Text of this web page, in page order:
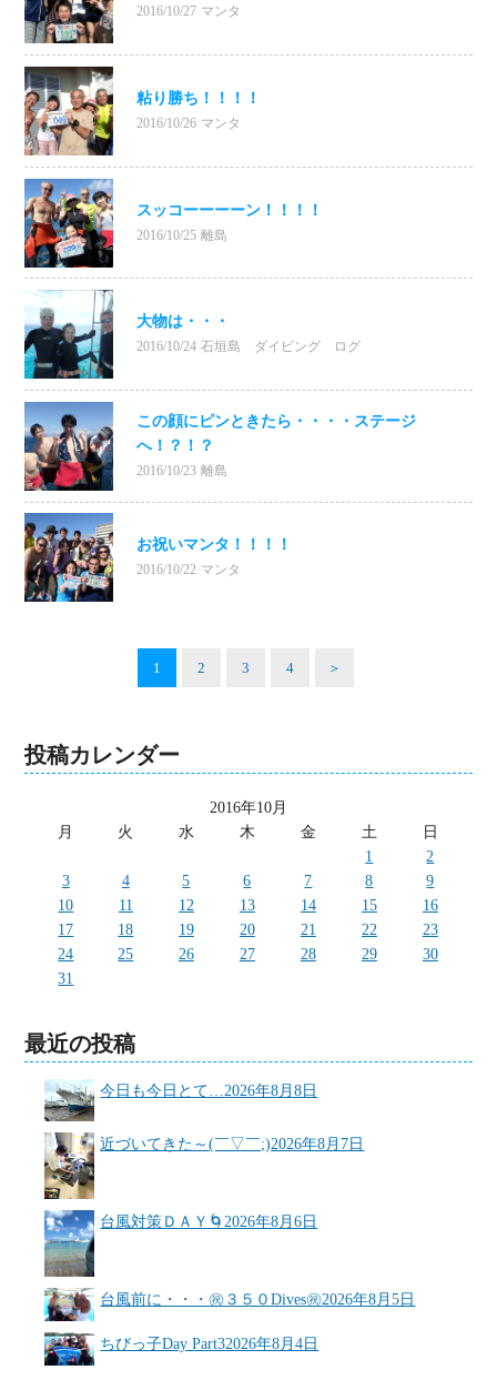
2016/10/27 マンタ
粘り勝ち！！！！
2016/10/26 マンタ
スッコーーーーン！！！！
2016/10/25 離島
大物は・・・
2016/10/24 石垣島 ダイビング ログ
この顔にピンときたら・・・・ステージ
へ！？！？
2016/10/23 離島
お祝いマンタ！！！！
2016/10/22 マンタ
1 2 3 4 ＞
投稿カレンダー
2016年10月
月
火 水 木 金 土
日
1
2
3
4 5 6 7 8
9
10
11 12 13 14 15
16
17
18 19 20 21 22
23
24
25 26 27 28 29
30
31
最近の投稿
今日も今日とて…2026年8月8日
近づいてきた～(￣▽￣;)2026年8月7日
台風対策ＤＡＹ🌀2026年8月6日
台風前に・・・㊗３５０Dives㊗2026年8月5日
ちびっ子Day Part32026年8月4日